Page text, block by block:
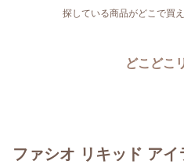
探している商品がどこで買
どこどこ
ファシオ リキッド ア